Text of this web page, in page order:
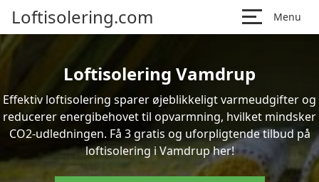
Loftisolering.com Menu
Loftisolering Vamdrup
Effektiv loftisolering sparer øjeblikkeligt varmeudgifter og
reducerer energibehovet til opvarmning, hvilket mindsker
CO2-udledningen. Få 3 gratis og uforpligtende tilbud på
loftisolering i Vamdrup her!